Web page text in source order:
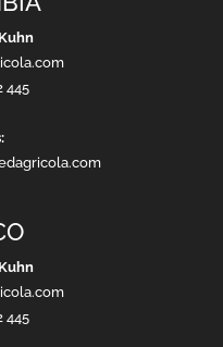
445
445